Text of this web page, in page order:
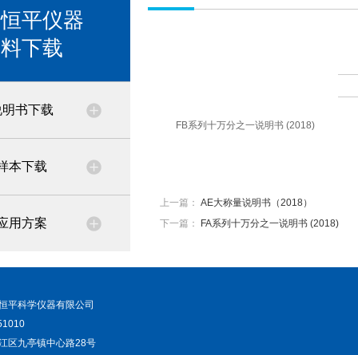
平仪器
下载
书下载
本下载
用方案
FB系列十万分之一说明书 (2018)
上一篇： AE大称量说明书（2018）
下一篇：
FA系列十万分之一说明书 (2018)
平科学仪器有限公司
区九亭镇中心路28号